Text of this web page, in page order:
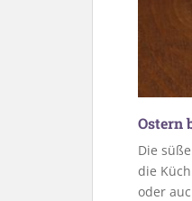
Ostern
Die
die
oder